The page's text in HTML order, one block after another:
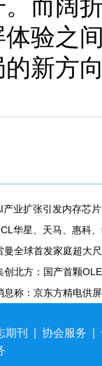
而阔
验之
新方
期刊 协会服务